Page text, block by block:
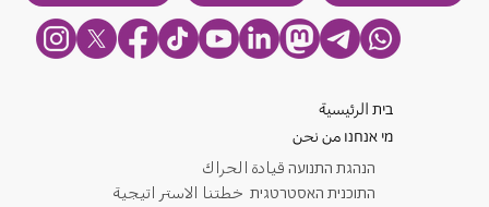
בית الرئيسية
מי אנחנו من نحن
​הנהגת התנועה قيادة الحراك
התוכנית האסטרטגית خطتنا الاستر اتيجية